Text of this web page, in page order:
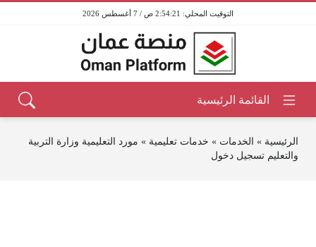
2:54:21 ص / 7 أغسطس 2026
الرئيسية » الخدمات » خدمات تعليمية » مورد التعليمية وزارة التربية
والتعليم تسجيل دخول